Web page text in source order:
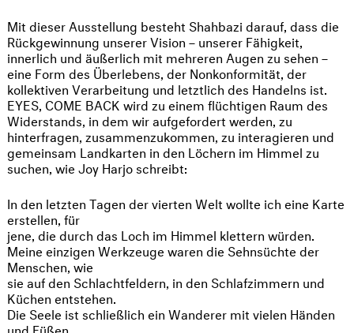
Mit dieser Ausstellung besteht Shahbazi darauf, dass die
Rückgewinnung unserer Vision – unserer Fähigkeit,
innerlich und äußerlich mit mehreren Augen zu sehen –
eine Form des Überlebens, der Nonkonformität, der
kollektiven Verarbeitung und letztlich des Handelns ist.
EYES, COME BACK wird zu einem flüchtigen Raum des
Widerstands, in dem wir aufgefordert werden, zu
hinterfragen, zusammenzukommen, zu interagieren und
gemeinsam Landkarten in den Löchern im Himmel zu
suchen, wie Joy Harjo schreibt:
In den letzten Tagen der vierten Welt wollte ich eine Karte
erstellen, für
jene, die durch das Loch im Himmel klettern würden.
Meine einzigen Werkzeuge waren die Sehnsüchte der
Menschen, wie
sie auf den Schlachtfeldern, in den Schlafzimmern und
Küchen entstehen.
Die Seele ist schließlich ein Wanderer mit vielen Händen
und Füßen.